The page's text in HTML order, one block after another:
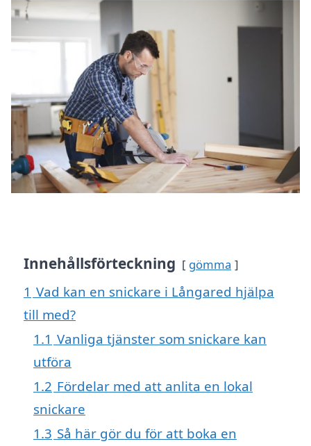
Innehållsförteckning gömma
1 Vad kan en snickare i Långared hjälpa
till med?
1.1 Vanliga tjänster som snickare kan
utföra
1.2 Fördelar med att anlita en lokal
snickare
1.3 Så här gör du för att boka en